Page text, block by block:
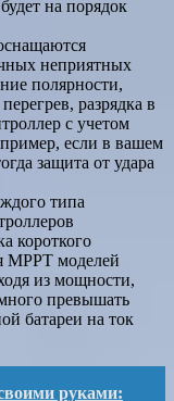
на порядок
неприятных
полярности,
разрядка в
с учетом
если в вашем
защита от удара
типа
короткого
MPPT моделей
из мощности,
превышать
батареи на ток
руками: